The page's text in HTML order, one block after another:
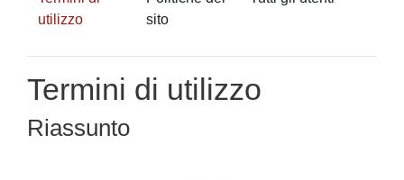
utilizzo
sito
Termini di utilizzo
Riassunto